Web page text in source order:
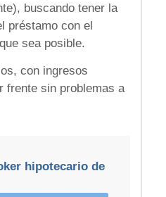
buscando tener la
préstamo con el
sea posible.
con ingresos
frente sin problemas a
hipotecario de